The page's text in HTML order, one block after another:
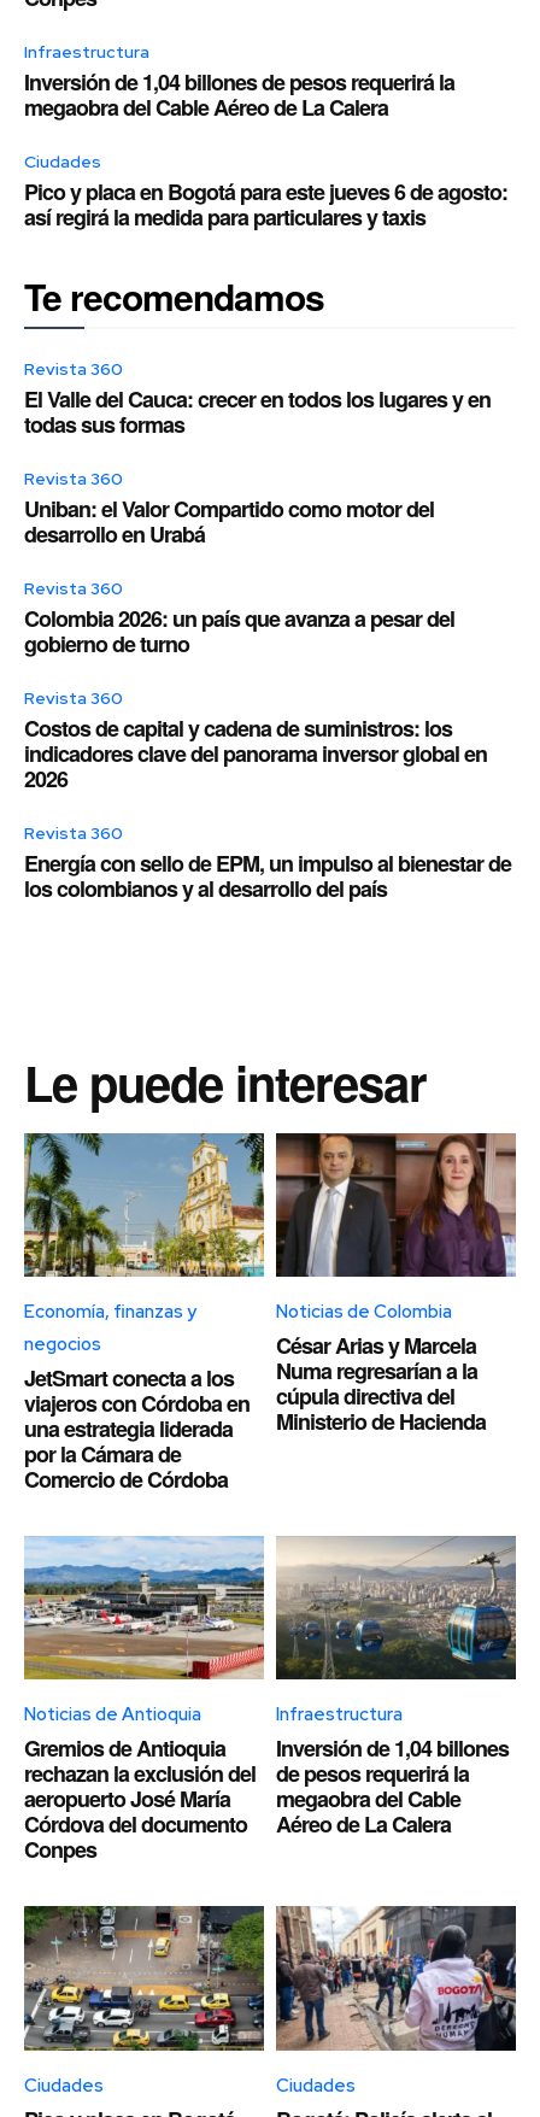
Infraestructura
Inversión de 1,04 billones de pesos requerirá la
megaobra del Cable Aéreo de La Calera
Ciudades
Pico y placa en Bogotá para este jueves 6 de agosto:
así regirá la medida para particulares y taxis
Te recomendamos
Revista 360
El Valle del Cauca: crecer en todos los lugares y en
todas sus formas
Revista 360
Uniban: el Valor Compartido como motor del
desarrollo en Urabá
Revista 360
Colombia 2026: un país que avanza a pesar del
gobierno de turno
Revista 360
Costos de capital y cadena de suministros: los
indicadores clave del panorama inversor global en
2026
Revista 360
Energía con sello de EPM, un impulso al bienestar de
los colombianos y al desarrollo del país
Le puede interesar
Economía, finanzas y
negocios
JetSmart conecta a los
viajeros con Córdoba en
una estrategia liderada
por la Cámara de
Comercio de Córdoba
Noticias de Colombia
César Arias y Marcela
Numa regresarían a la
cúpula directiva del
Ministerio de Hacienda
Noticias de Antioquia
Gremios de Antioquia
rechazan la exclusión del
aeropuerto José María
Córdova del documento
Conpes
Infraestructura
Inversión de 1,04 billones
de pesos requerirá la
megaobra del Cable
Aéreo de La Calera
Ciudades Ciudades